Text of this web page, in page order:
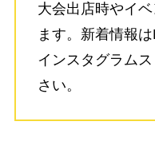
大会出店時やイ
ます。新着情報
インスタグラム
さい。